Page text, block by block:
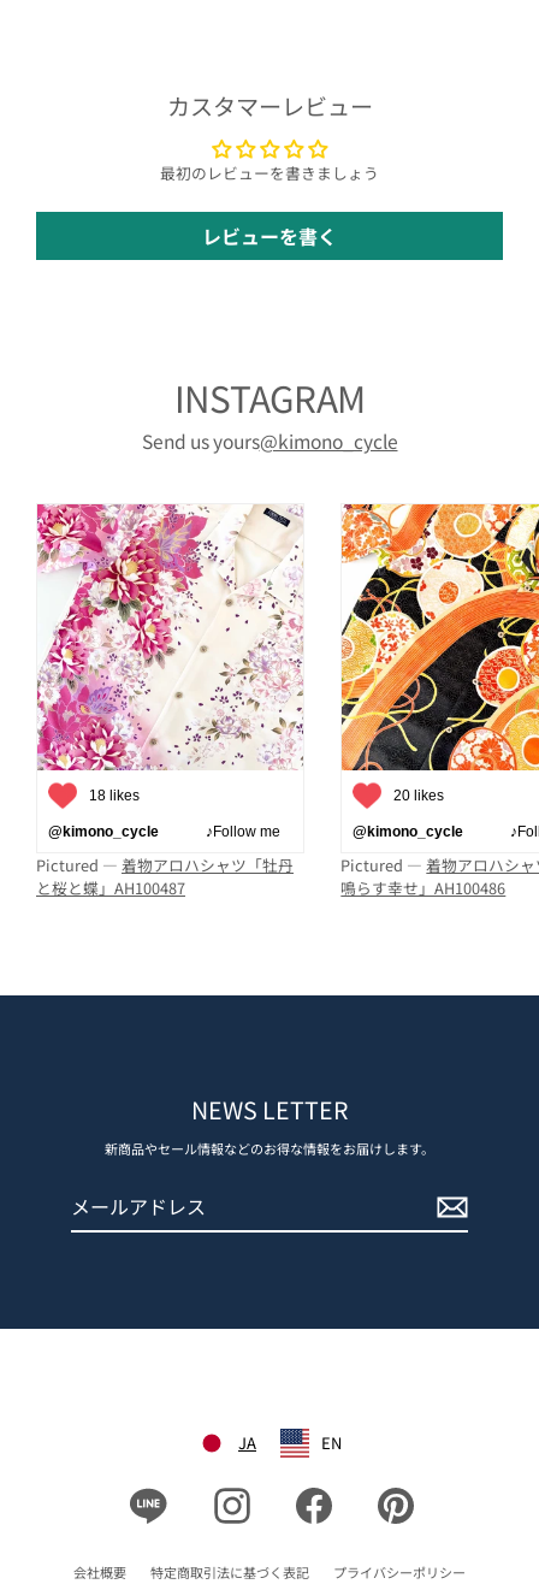
カスタマーレビュー
最初のレビューを書きましょう
レビューを書く
INSTAGRAM
Send us yours@kimono_cycle
18 likes
@kimono_cycle ♪Follow me
Pictured — 着物アロハシャツ「牡丹
と桜と蝶」AH100487
20 likes
@kimono_cycle
Pictured —着物アロハシ
鳴らす幸せ」AH100486
NEWS LETTER
新商品やセール情報などのお得な情報をお届けします。
JA EN
Instagram Facebook
会社概要 特定商取引法に基づく表記 プライバシーポリシー